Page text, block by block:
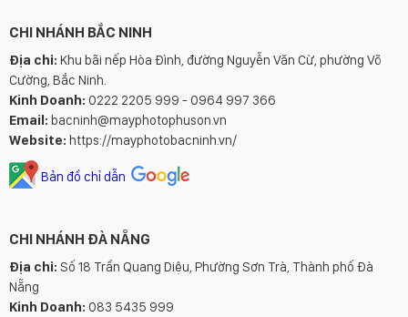
CHI NHÁNH BẮC NINH
Địa chỉ: Khu bãi nếp Hòa Đình, đường Nguyễn Văn Cừ, phường Võ
Cường, Bắc Ninh.
Kinh Doanh: 0222 2205 999 - 0964 997 366
Email: bacninh@mayphotophuson.vn
Website: https://mayphotobacninh.vn/
Bản đồ chỉ dẫn
CHI NHÁNH ĐÀ NẴNG
Địa chỉ: Số 18 Trần Quang Diệu, Phường Sơn Trà, Thành phố Đà
Nẵng
Kinh Doanh: 083 5435 999